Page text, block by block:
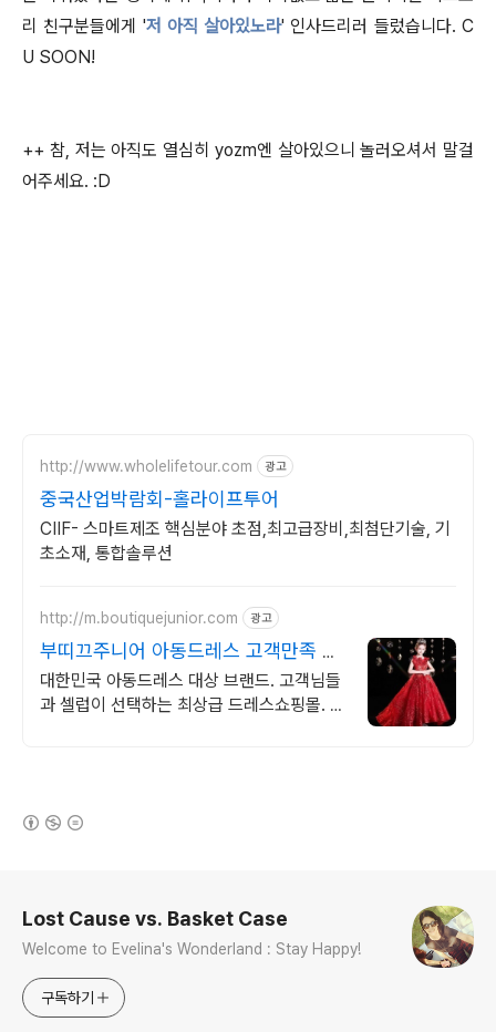
리 친구분들에게 '저 아직 살아있노라' 인사드리러 들렀습니다. C
U SOON!
++ 참, 저는 아직도 열심히 yozm엔 살아있으니 놀러오셔서 말걸
어주세요. :D
http://www.wholelifetour.com 광고
중국산업박람회-홀라이프투어
CIIF- 스마트제조 핵심분야 초점,최고급장비,최첨단기술, 기
초소재, 통합솔루션
http://m.boutiquejunior.com 광고
부띠끄주니어 아동드레스 고객만족 대
상업체
대한민국 아동드레스 대상 브랜드. 고객님들
과 셀럽이 선택하는 최상급 드레스쇼핑몰. 최
Lost Cause vs. Basket Case
Welcome to Evelina's Wonderland : Stay Happy!
구독하기